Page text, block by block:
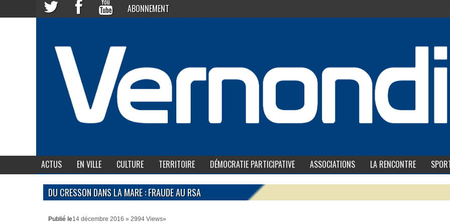
ABONNEMENT
ACTUS EN VILLE CULTURE TERRITOIRE DÉMOCRATIE PARTICIPATIVE ASSOCIATIONS LA RENCONTRE
DU CRESSON DANS LA MARE : FRAUDE AU RSA
Publié le14 décembre 2016 » 2994 Views»